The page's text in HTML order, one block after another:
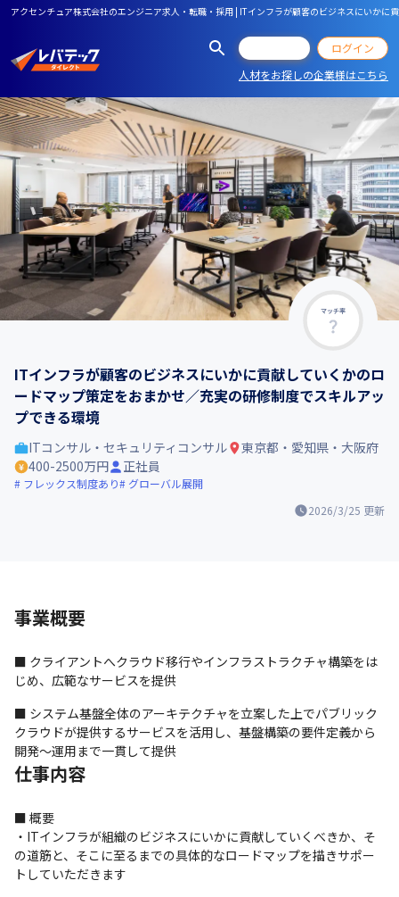
アクセンチュア株式会社のエンジニア求人・転職・採用 | ITインフラが顧客のビジネスにいか
ログイン
人材をお探しの企業様はこちら
マッチ率
ITインフラが顧客のビジネスにいかに貢献していくかのロ
ードマップ策定をおまかせ／充実の研修制度でスキルアッ
プできる環境
2026/3/25 更新
ITコンサル・セキュリティコンサル
東京都・愛知県・大阪府
400-2500万円
正社員
フレックス制度あり グローバル展開
事業概要
■ クライアントへクラウド移行やインフラストラクチャ構築をは
じめ、広範なサービスを提供
■ システム基盤全体のアーキテクチャを立案した上でパブリック
クラウドが提供するサービスを活用し、基盤構築の要件定義から
開発～運用まで一貫して提供
仕事内容
■ 概要
・ITインフラが組織のビジネスにいかに貢献していくべきか、そ
の道筋と、そこに至るまでの具体的なロードマップを描きサポー
トしていただきます